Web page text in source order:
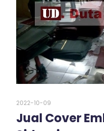
2022-10-09
Jual Cover